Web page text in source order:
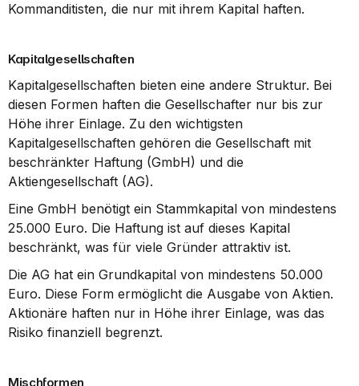
Kommanditisten, die nur mit ihrem Kapital haften.
Kapitalgesellschaften
Kapitalgesellschaften bieten eine andere Struktur. Bei
diesen Formen haften die Gesellschafter nur bis zur
Höhe ihrer Einlage. Zu den wichtigsten
Kapitalgesellschaften gehören die Gesellschaft mit
beschränkter Haftung (GmbH) und die
Aktiengesellschaft (AG).
Eine GmbH benötigt ein Stammkapital von mindestens
25.000 Euro. Die Haftung ist auf dieses Kapital
beschränkt, was für viele Gründer attraktiv ist.
Die AG hat ein Grundkapital von mindestens 50.000
Euro. Diese Form ermöglicht die Ausgabe von Aktien.
Aktionäre haften nur in Höhe ihrer Einlage, was das
Risiko finanziell begrenzt.
Mischformen